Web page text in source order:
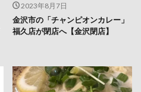
2023年8月7日
金沢市の「チャンピオンカレー」
福久店が閉店へ【金沢閉店】